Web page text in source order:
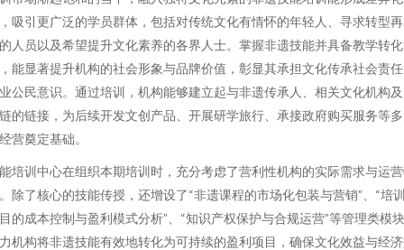
吸引更广泛的学员群体，包括对传统文化有情怀的年轻人、寻求转型
人员以及希望提升文化素养的各界人士。掌握非遗技能并具备教学转
能显著提升机构的社会形象与品牌价值，彰显其承担文化传承社会责
公民意识。通过培训，机构能够建立起与非遗传承人、相关文化机构
的链接，为后续开发文创产品、开展研学旅行、承接政府购买服务等
营奠定基础。
培训中心在组织本期培训时，充分考虑了营利性机构的实际需求与运
除了核心的技能传授，还增设了“非遗课程的市场化包装与营销”、“培
的成本控制与盈利模式分析”、“知识产权保护与合规运营”等管理类模
机构将非遗技能有效地转化为可持续的盈利项目，确保文化效益与经